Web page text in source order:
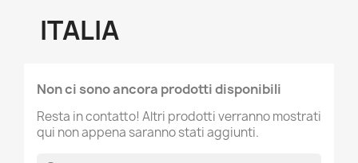
ITALIA
Non ci sono ancora prodotti disponibili
Resta in contatto! Altri prodotti verranno mostrati
qui non appena saranno stati aggiunti.